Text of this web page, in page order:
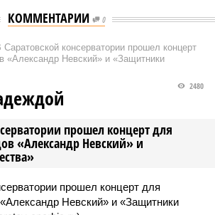
КОММЕНТАРИИ 0
Саратовской консерватории прошел концерт
«Александр Невский» и «Защитники
прошел концерт для
«Александр Невский» и
2480